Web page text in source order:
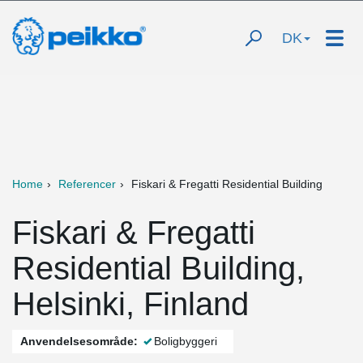
DK
Home Referencer Fiskari & Fregatti Residential Building
Fiskari & Fregatti
Residential Building,
Helsinki, Finland
Anvendelsesområde: Boligbyggeri